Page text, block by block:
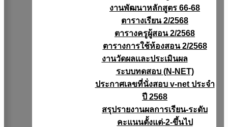
งานพัฒนาหลักสูตร 66-68
ตารางเรียน 2/2568
ตารางครูผู้สอน 2/2568
ตารางการใช้ห้องสอน 2/2568
งานวัดผลเเละประเมินผล
ระบบทดสอบ (N-NET)
ประกาศเลขที่นั่งสอบ v-net ประจำ
ปี 2568
สรุปรายงานผลการเรียน-ระดับ
คะแนนตั้งแต่-2-ขึ้นไป